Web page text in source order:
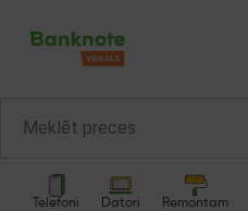
Telefoni Datori Remontam